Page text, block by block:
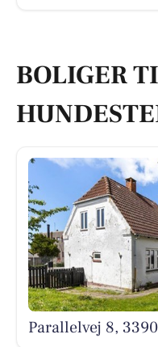
BOLIGER
Parallelvej 8,